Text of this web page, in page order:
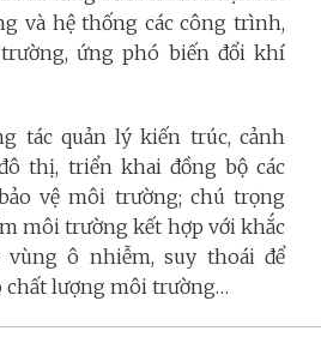
và hệ thống các công trình,
ứng phó biến đổi khí
tác quản lý kiến trúc, cảnh
thị, triển khai đồng bộ các
vệ môi trường; chú trọng
môi trường kết hợp với khắc
vùng ô nhiễm, suy thoái để
chất lượng môi trường…